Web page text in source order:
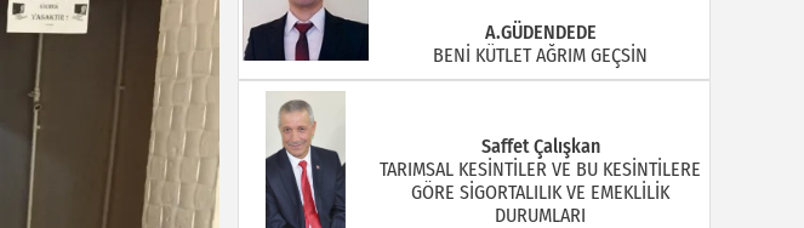
A.GÜDENDEDE
BENİ KÜTLET AĞRIM GEÇSİN
Saffet Çalışkan
TARIMSAL KESİNTİLER VE BU KESİNTİLERE
GÖRE SİGORTALILIK VE EMEKLİLİK
DURUMLARI